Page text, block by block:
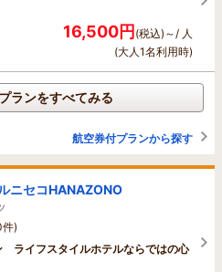
16,500円(税込)～/ 人
(大人1名利用時)
ランをすべてみる
航空券付プランから探す
ニセコHANAZONO
件)
ライフスタイルホテルならではの心